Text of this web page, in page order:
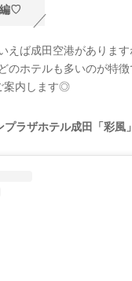
編♡
えば成田空港があります
のホテルも多いのが特徴
案内します◎
ラザホテル成田「彩風」